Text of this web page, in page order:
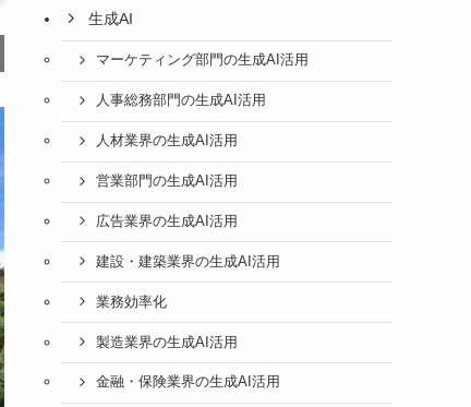
生成AI
マーケティング部門の生成AI活用
人事総務部門の生成AI活用
人材業界の生成AI活用
営業部門の生成AI活用
広告業界の生成AI活用
建設・建築業界の生成AI活用
業務効率化
製造業界の生成AI活用
金融・保険業界の生成AI活用